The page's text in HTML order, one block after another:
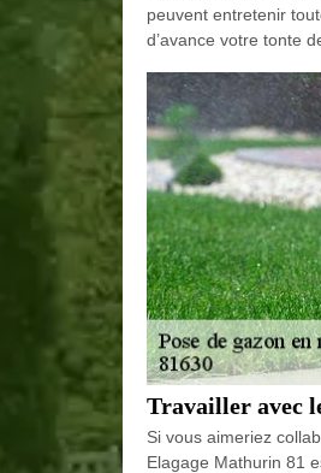
peuvent entretenir
d’avance votre tonte
Travailler avec
Si vous aimeriez
Elagage Mathurin 81